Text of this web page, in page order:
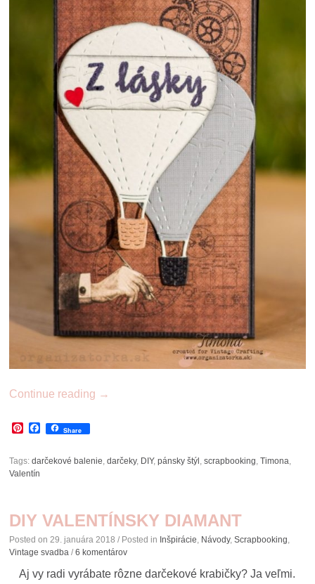
Continue reading →
Pinterest
Facebook
Share
Tags:darčekové balenie,darčeky, DIY,pánsky štýl ,scrapbooking,Timona,
Valentín
DIY VALENTÍNSKY DIAMANT
Posted on29. januára 2018 / Posted in Inšpirácie, Návody,Scrapbooking,
Vintage svadba /6 komentárov
Aj vy radi vyrábate rôzne darčekové krabičky? Ja veľmi.